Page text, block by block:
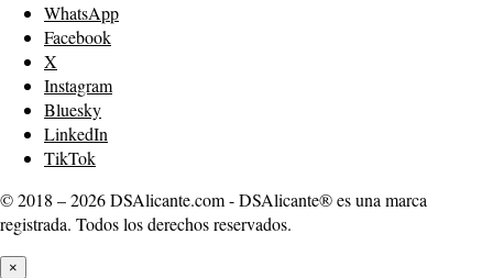
WhatsApp
Facebook
X
Instagram
Bluesky
LinkedIn
TikTok
© 2018 – 2026 DSAlicante.com - DSAlicante® es una marca
registrada. Todos los derechos reservados.
×